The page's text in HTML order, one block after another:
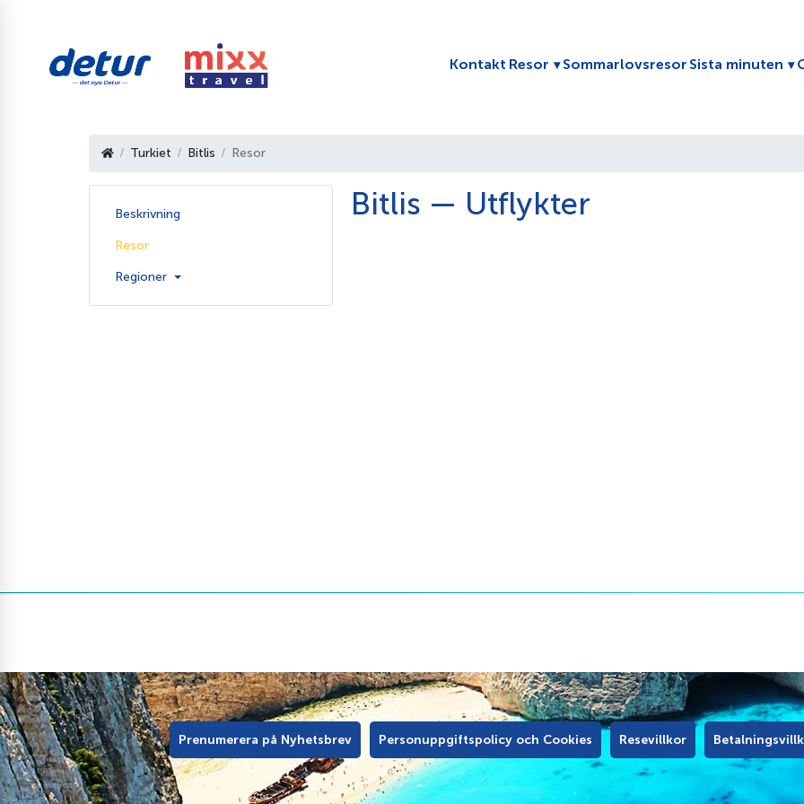
Kontakt Resor Toggle submenu
SommarlovsresorSista minuten
Turkiet Bitlis Resor
Beskrivning
Resor
Regioner
Bitlis — Utflykter
Prenumerera på Nyhetsbrev Personuppgiftspolicy och Cookies Resevillkor